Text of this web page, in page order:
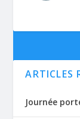
ARTICLES
Journée